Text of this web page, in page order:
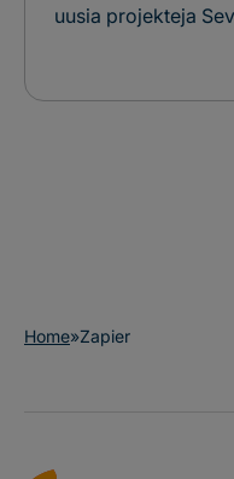
uusia projekteja
Home»Zapier